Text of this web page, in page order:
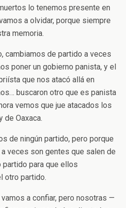
lo tenemos presente en
a olvidar, porque siempre
memoria.
cambiamos de partido a veces
poner un gobierno panista, y el
que nos atacó allá en
buscaron otro que es panista
vemos que jue atacados los
de Oaxaca.
de ningún partido, pero porque
veces son gentes que salen de
para que ellos
otro partido.
a confiar, pero nosotras —